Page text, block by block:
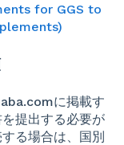
for GGS to
に掲載す
提出する必要が
る場合は、国別